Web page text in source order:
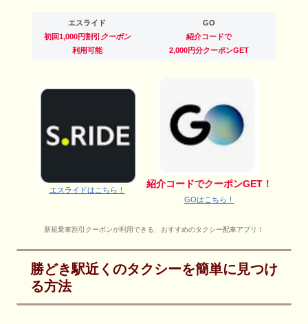
エスライド
初回1,000円割引 クーポン
利用可能
GO
紹介コードで
2,000円分クーポンGET
エスライドはこちら！
紹介コードでクーポンGET！
GOはこちら！
新規乗車割引クーポンが利用できる、おすすめのタクシー配車アプリ！
勝どき駅近くのタクシーを簡単に見つけ
る方法